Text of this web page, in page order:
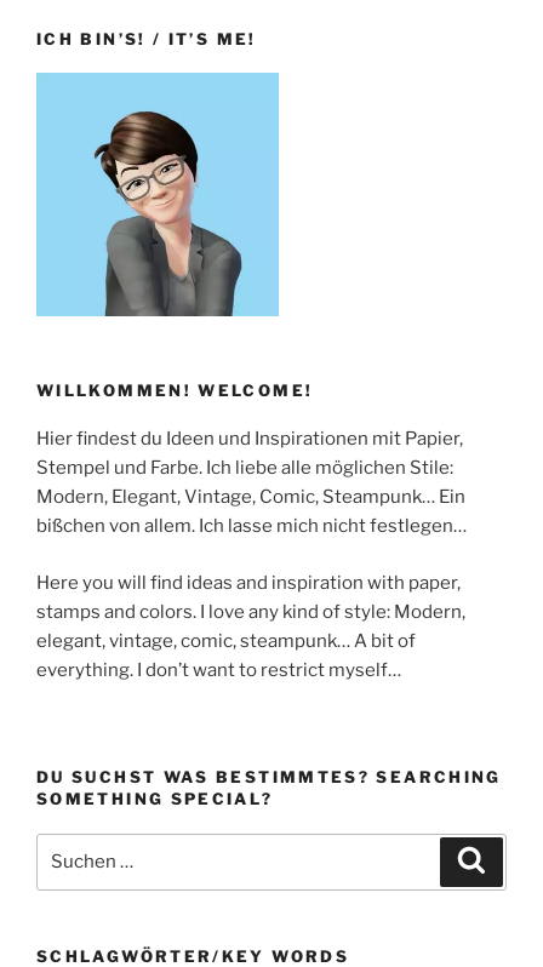
ICH BIN’S! / IT’S ME!
WILLKOMMEN! WELCOME!
Hier findest du Ideen und Inspirationen mit Papier,
Stempel und Farbe. Ich liebe alle möglichen Stile:
Modern, Elegant, Vintage, Comic, Steampunk… Ein
bißchen von allem. Ich lasse mich nicht festlegen…
Here you will find ideas and inspiration with paper,
stamps and colors. I love any kind of style: Modern,
elegant, vintage, comic, steampunk… A bit of
everything. I don’t want to restrict myself…
DU SUCHST WAS BESTIMMTES? SEARCHING
SOMETHING SPECIAL?
nach:
SCHLAGWÖRTER/KEY WORDS